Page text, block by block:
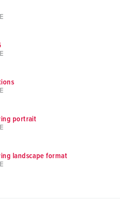
portrait
landscape format